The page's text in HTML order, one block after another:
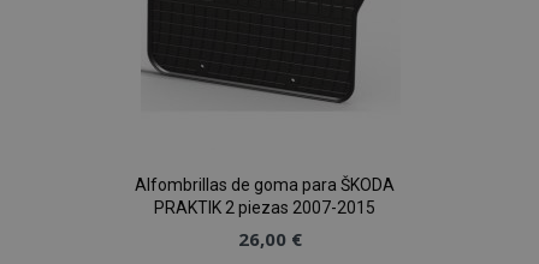
Alfombrillas de goma para ŠKODA
PRAKTIK 2 piezas 2007-2015
26,00 €